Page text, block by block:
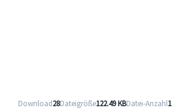
Download28Dateigröße122.49 KBDatei-Anzahl1